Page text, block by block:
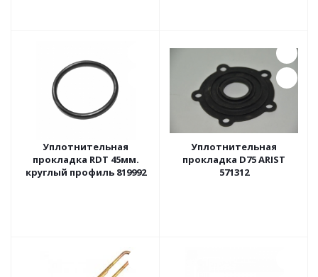
Уплотнительная
прокладка RDT 45мм.
круглый профиль 819992
Уплотнительная
прокладка D75 ARIST
571312